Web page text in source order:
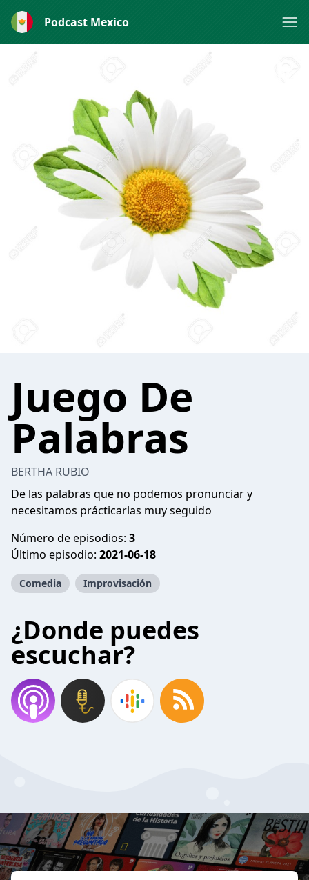
Podcast Mexico
Juego De
Palabras
BERTHA RUBIO
De las palabras que no podemos pronunciar y
necesitamos prácticarlas muy seguido
Número de episodios: 3
Último episodio: 2021-06-18
Comedia Improvisación
¿Donde puedes
escuchar?